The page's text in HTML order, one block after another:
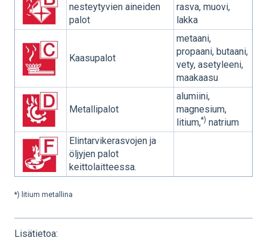
nesteytyvien aineiden
palot
rasva, muovi,
lakka
Kaasupalot
metaani,
propaani, butaani,
vety, asetyleeni,
maakaasu
Metallipalot
alumiini,
magnesium,
litium,*) natrium
Elintarvikerasvojen ja
öljyjen palot
keittolaitteessa.
*) litium metallina
Lisätietoa: